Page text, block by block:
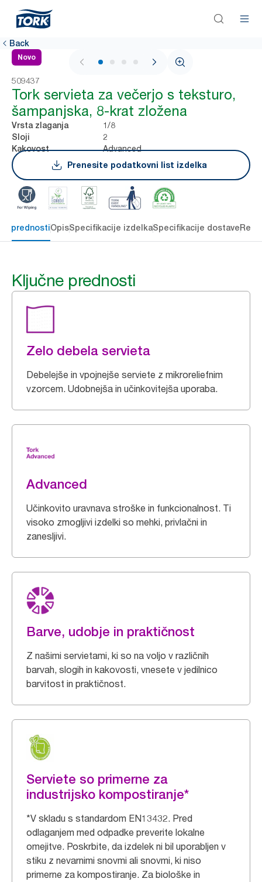
Back
Novo
1 / 4
509437
Tork servieta za večerjo s teksturo,
šampanjska, 8-krat zložena
Vrsta zlaganja 1/8
Sloji 2
Kakovost
Advanced
Prenesite podatkovni list izdelka
prednostiOpisSpecifikacije izdelkaSpecifikacije dostave
Ključne prednosti
Zelo debela servieta
Debelejše in vpojnejše serviete z mikroreliefnim
vzorcem. Udobnejša in učinkovitejša uporaba.
Advanced
Učinkovito uravnava stroške in funkcionalnost. Ti
visoko zmogljivi izdelki so mehki, privlačni in
zanesljivi.
Barve, udobje in praktičnost
Z našimi servietami, ki so na voljo v različnih
barvah, slogih in kakovosti, vnesete v jedilnico
barvitost in praktičnost.
Serviete so primerne za
industrijsko kompostiranje*
*V skladu s standardom EN13432. Pred
odlaganjem med odpadke preverite lokalne
omejitve. Poskrbite, da izdelek ni bil uporabljen v
stiku z nevarnimi snovmi ali snovmi, ki niso
primerne za kompostiranje. Za biološke in